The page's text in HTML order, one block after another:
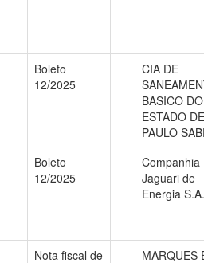
Boleto
12/2025
CIA DE
BASICO DO
ESTADO
PAULO
Boleto
12/2025
Companhia
Jaguari de
Energia S.A.
Nota fiscal de
MARQUES